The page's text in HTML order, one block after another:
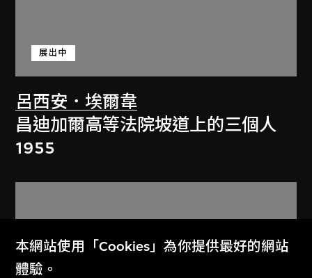
呂西安．埃爾韋
展出中
昌迪加爾高等法院坡道上的三個人
1955
本網站使用「Cookies」為你提供最好的網站
體驗。